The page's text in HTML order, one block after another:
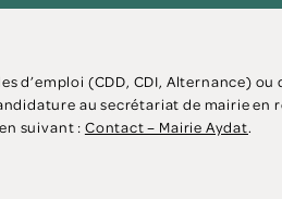
d’emploi (CDD, CDI, Alternance)
au secrétariat de mairie en
suivant : Contact – Mairie Aydat.